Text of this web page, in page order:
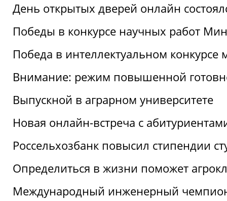
День открытых дверей онлайн
Победы в конкурсе научных работ
Победа в интеллектуальном конкурсе
Внимание: режим повышенной
Выпускной в аграрном университете
Новая онлайн-встреча с
Россельхозбанк повысил стипендии
Определиться в жизни поможет
Международный инженерный